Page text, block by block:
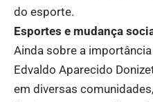
do esporte.
Esportes e mudança
Ainda sobre a
Edvaldo Aparecido
em diversas